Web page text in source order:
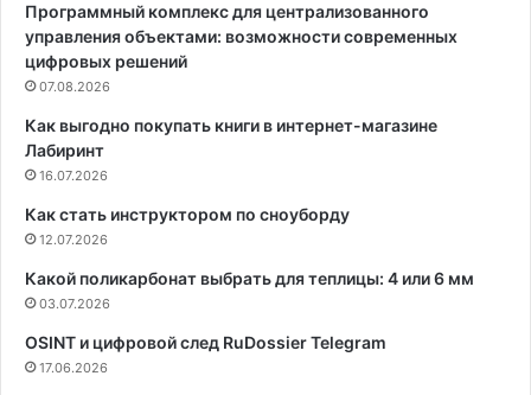
Программный комплекс для централизованного
управления объектами: возможности современных
цифровых решений
07.08.2026
Как выгодно покупать книги в интернет-магазине
Лабиринт
16.07.2026
Как стать инструктором по сноуборду
12.07.2026
Какой поликарбонат выбрать для теплицы: 4 или 6 мм
03.07.2026
OSINT и цифровой след RuDossier Telegram
17.06.2026